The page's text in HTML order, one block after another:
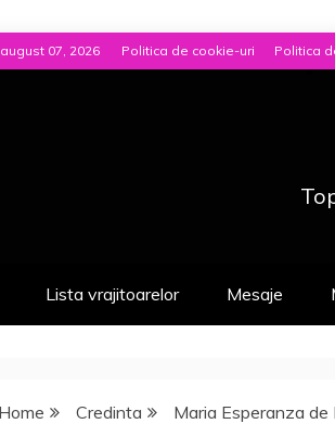
07, 2026 Politica de cookie-uri Politica
Lista vrajitoarelor Mesaje
Home Credinta Maria Esperanza de